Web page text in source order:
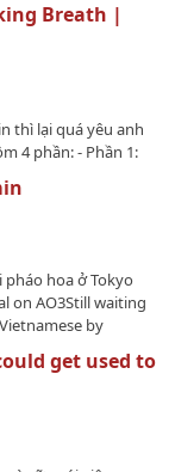
your chariot. ->
has been
to Vietnamese by
at the intro,
Breath |
thì lại quá yêu anh
4 phần: - Phần 1:
- Phần 4: If Morning
deathbyjikook on
the intro, please
the author.🚫Vui
hoa ở Tokyo
on AO3Still waiting
by
copy/mang đi
get used to